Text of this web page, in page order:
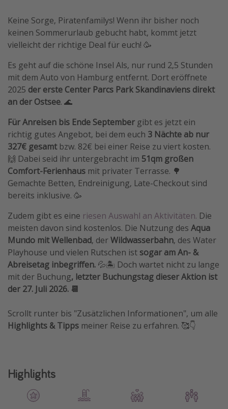
Familienurlaub in der Türkei
Rundreisen in Thailand
Bahnreisen in der Schweiz
Reisepassfreie Reiseziele
Travel Know How
Silvesterreisen
Last Minute Urlaub Mallorca
Last Minute Urlaub Deutschland
Keine Sorge, Piratenfamilys! Wenn ihr bisher noch
keinen Sommerurlaub gebucht habt, kommt jetzt
vielleicht der richtige Deal für euch! 🥳
Es geht auf die schöne Insel Als, nur rund 2,5 Stunden
mit dem Auto von Hamburg entfernt. Dort eröffnete
2025 der erste Center Parcs Park Skandinaviens direkt
an der Ostsee. 🌊
Für Anreisen bis Ende September gibt es jetzt ein
richtig gutes Angebot, bei dem euch 3 Nächte ab nur
327€ gesamt bzw. 82€ bei einer Reise zu viert kosten.
🙌 Dabei seid ihr untergebracht im 51qm großen
Comfort-Ferienhaus mit privater Terrasse. 🌳
Gemachte Betten, Endreinigung, Late-Checkout sind
bereits inklusive. 🥳
Zudem gibt es eine riesen Auswahl an Aktivitäten. Die
meisten davon sind kostenlos. Die Nutzung des Aqua
Mundo mit Wellenbad, derWildwasserbahn, des Water
Playhouse und vielen Rutschen ist sogar am An- &
Abreisetag inbegriffen. 💦🏝️ Doch wartet nicht zu lange
mit der Buchung, letzter Buchungstag dieser Aktion ist
der 27. Juli 2026. 📆
Scrollt runter bis "Zusätzlichen Informationen", um alle
Highlights & Tipps meiner Reise zu erfahren. 🥰👇
Highlights